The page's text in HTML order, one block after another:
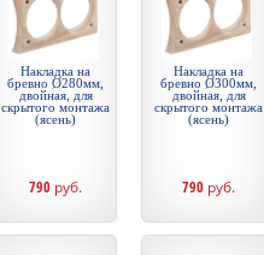
Накладка на
бревно Ø280мм,
двойная, для
скрытого монтажа
(ясень)
790 руб.
Накладка на
бревно Ø300мм,
двойная, для
скрытого монтажа
(ясень)
790 руб.